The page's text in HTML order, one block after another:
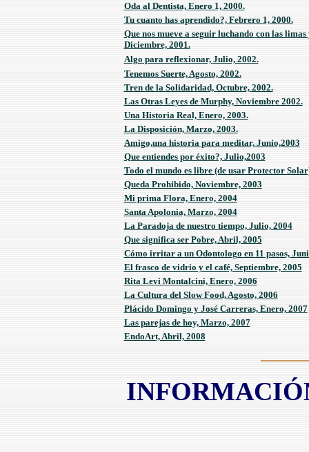
Oda al Dentista, Enero 1, 2000.
Tu cuanto has aprendido?, Febrero 1, 2000.
Que nos mueve a seguir luchando con las limas
Diciembre, 2001.
Algo para reflexionar, Julio, 2002.
Tenemos Suerte, Agosto, 2002.
Tren de la Solidaridad, Octubre, 2002.
Las Otras Leyes de Murphy, Noviembre 2002.
Una Historia Real, Enero, 2003.
La Disposición, Marzo, 2003.
Amigo,una historia para meditar, Junio,2003
Que entiendes por éxito?, Julio,2003
Todo el mundo es libre (de usar Protector
Queda Prohibido, Noviembre, 2003
Mi prima Flora, Enero, 2004
Santa Apolonia, Marzo, 2004
La Paradoja de nuestro tiempo, Julio, 2004
Que significa ser Pobre, Abril, 2005
Cómo irritar a un Odontologo en 11 pasos,
El frasco de vidrio y el café, Septiembre, 2005
Rita Levi Montalcini, Enero, 2006
La Cultura del Slow Food, Agosto, 2006
Plácido Domingo y José Carreras, Enero, 2007
Las parejas de hoy, Marzo, 2007
EndoArt, Abril, 2008